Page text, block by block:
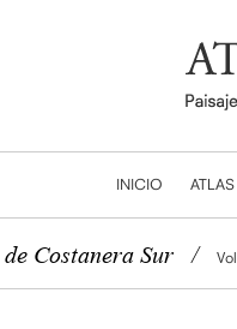
INICIO ATLAS
Costanera Sur /